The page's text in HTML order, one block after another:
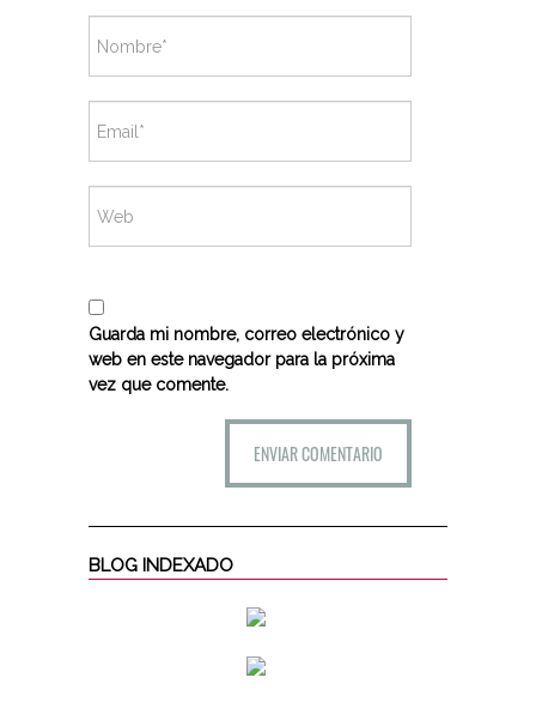
Guarda mi nombre, correo electrónico y
web en este navegador para la próxima
vez que comente.
BLOG INDEXADO